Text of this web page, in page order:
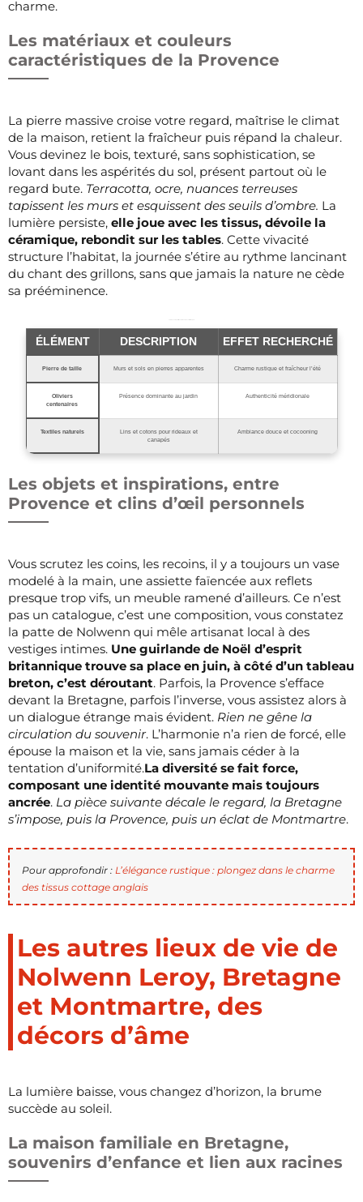
charme.
Les matériaux et couleurs
caractéristiques de la Provence
La pierre massive croise votre regard, maîtrise le climat
de la maison, retient la fraîcheur puis répand la chaleur.
Vous devinez le bois, texturé, sans sophistication, se
lovant dans les aspérités du sol, présent partout où le
regard bute. Terracotta, ocre, nuances terreuses
tapissent les murs et esquissent des seuils d’ombre. La
lumière persiste, elle joue avec les tissus, dévoile la
céramique, rebondit sur les tables. Cette vivacité
structure l’habitat, la journée s’étire au rythme lancinant
du chant des grillons, sans que jamais la nature ne cède
sa prééminence.
ÉLÉMENT DESCRIPTION EFFET RECHERCHÉ
Pierre de taille Murs et sols en pierres apparentes Charme rustique et fraîcheur l’été
Oliviers
centenaires
Présence dominante au jardin Authenticité méridionale
Textiles naturels
Lins et cotons pour rideaux et
canapés
Ambiance douce et cocooning
Les objets et inspirations, entre
Provence et clins d’œil personnels
Vous scrutez les coins, les recoins, il y a toujours un vase
modelé à la main, une assiette faïencée aux reflets
presque trop vifs, un meuble ramené d’ailleurs. Ce n’est
pas un catalogue, c’est une composition, vous constatez
la patte de Nolwenn qui mêle artisanat local à des
vestiges intimes. Une guirlande de Noël d’esprit
britannique trouve sa place en juin, à côté d’un tableau
breton, c’est déroutant. Parfois, la Provence s’efface
devant la Bretagne, parfois l’inverse, vous assistez alors à
un dialogue étrange mais évident. Rien ne gêne la
circulation du souvenir. L’harmonie n’a rien de forcé, elle
épouse la maison et la vie, sans jamais céder à la
tentation d’uniformité.La diversité se fait force,
composant une identité mouvante mais toujours
ancrée. La pièce suivante décale le regard, la Bretagne
s’impose, puis la Provence, puis un éclat de Montmartre.
Pour approfondir : L’élégance rustique : plongez dans le charme
des tissus cottage anglais
Les autres lieux de vie de
Nolwenn Leroy, Bretagne
et Montmartre, des
décors d’âme
La lumière baisse, vous changez d’horizon, la brume
succède au soleil.
La maison familiale en Bretagne,
souvenirs d’enfance et lien aux racines